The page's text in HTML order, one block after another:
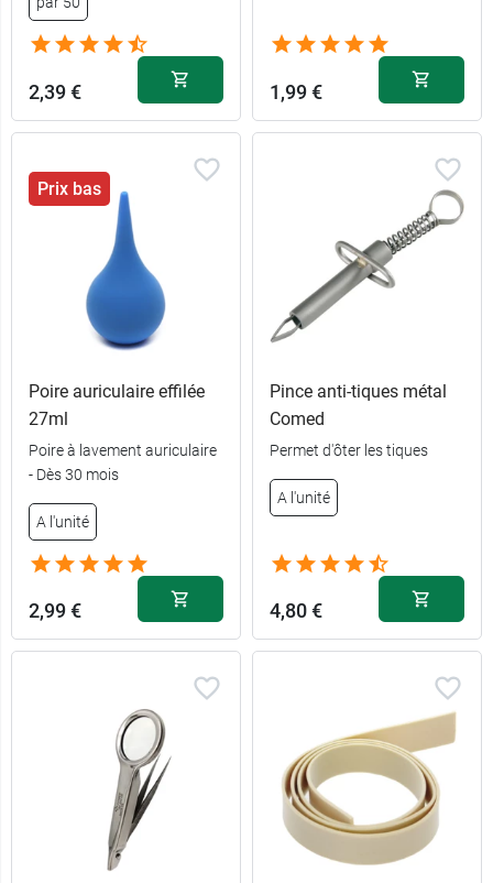
4 mm
2,39 € 1,99 €
Prix bas
Poire auriculaire effilée
27ml
Poire à lavement auriculaire
- Dès 30 mois
A l'unité
2,99 €
Pince anti-tiques métal
Comed
Permet d'ôter les tiques
A l'unité
4,80 €